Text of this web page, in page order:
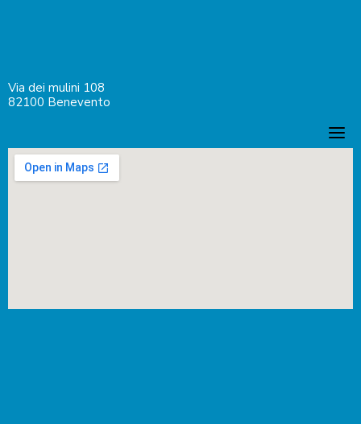
Via dei mulini 108
82100 Benevento